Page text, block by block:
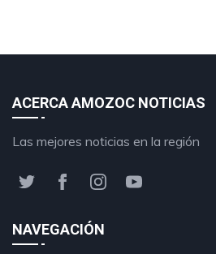
ACERCA AMOZOC NOTICIAS
Las mejores noticias en la región
NAVEGACIÓN